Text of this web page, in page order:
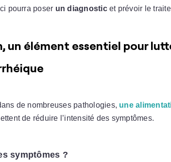
pourra poser un diagnosticet prévoir le
un élément essentiel pour
de nombreuses pathologies, une
de réduire l’intensité des symptômes.
symptômes ?